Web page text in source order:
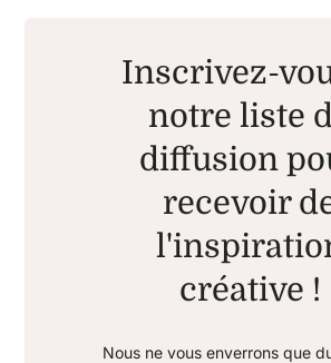
Inscrivez-
notre liste
diffusion
recevoir
créative !
Nous ne vous enverrons que